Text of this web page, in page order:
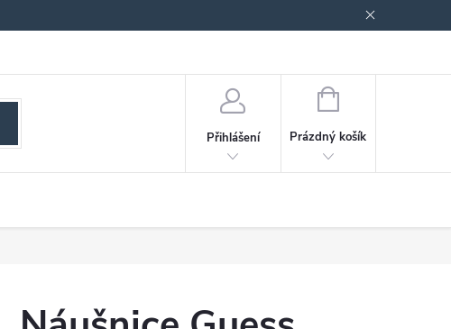
Přihlášení
NÁKUPNÍ
Prázdný košík